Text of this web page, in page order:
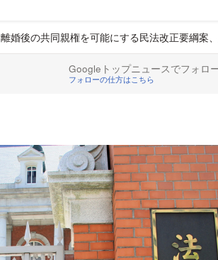
離婚後の共同親権を可能にする民法改正要綱案
Googleトップニュースでフォロ
フォローの仕方はこちら